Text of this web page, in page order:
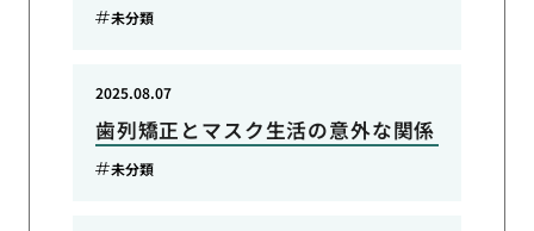
未分類
歯列矯正とマスク生活の意外な関係
2025.08.07
未分類